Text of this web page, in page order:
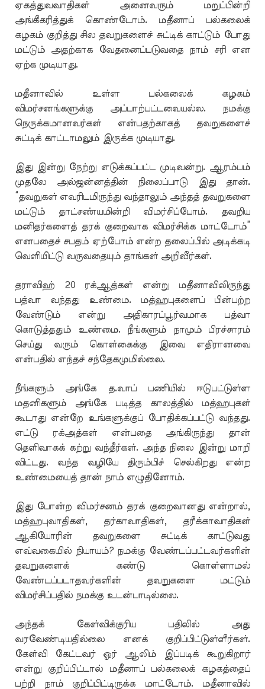
ஏகத்துவவாதிகள் அனைவரும் மறுப்பின்றி
அங்கீகரித்துக் கொண்டோம். மதீனாப் பல்கலைக்
கழகம் குறித்து சில தவறுகளைச் சுட்டிக் காட்டும் போது
மட்டும் அதற்காக வேதனைப்படுவதை நாம் சரி என
ஏற்க முடியாது.
மதீனாவில் உள்ள பல்கலைக் கழகம்
விமர்சனங்களுக்கு அப்பாற்பட்டவையல்ல. நமக்கு
நெருக்கமானவர்கள் என்பதற்காகத் தவறுகளைச்
சுட்டிக் காட்டாமலும் இருக்க முடியாது.
இது இன்று நேற்று எடுக்கப்பட்ட முடிவன்று. ஆரம்பம்
முதலே அல்ஜன்னத்தின் நிலைப்பாடு இது தான்.
“தவறுகள் எவரிடமிருந்து வந்தாலும் அந்தத் தவறுகளை
மட்டும் தாட்சண்யமின்றி விமர்சிப்போம். தவறிய
மனிதர்களைத் தரக் குறைவாக விமர்சிக்க மாட்டோம்”
எனபதைச் சபதம் ஏற்போம் என்ற தலைப்பில் அடிக்கடி
வெளியிட்டு வருவதையும் தாங்கள் அறிவீர்கள்.
தராவிஹ் 20 ரக்ஆத்கள் என்று மதீனாவிலிருந்து
பத்வா வந்தது உண்மை. மத்ஹபுகளைப் பின்பற்ற
வேண்டும் என்று அதிகாரப்பூர்வமாக பத்வா
கொடுத்ததும் உண்மை. நீங்களும் நாமும் பிரச்சாரம்
செய்து வரும் கொள்கைக்கு இவை எதிரானவை
என்பதில் எந்தச் சந்தேகமுமில்லை.
நீங்களும் அங்கே த.வாப் பணியில் ஈடுபட்டுள்ள
மதனிகளும் அங்கே படித்த காலத்தில் மத்ஹபுகள்
கூடாது என்றே உங்களுக்குப் போதிக்கப்பட்டு வந்தது.
எட்டு ரக்அத்கள் என்பதை அங்கிருந்து தான்
தெளிவாகக் கற்று வந்தீர்கள். அந்த நிலை இன்று மாறி
விட்டது. வந்த வழியே திரும்பிச் செல்கிறது என்ற
உண்மையைத் தான் நாம் எழுதினோம்.
இது போன்ற விமர்சனம் தரக் குறைவானது என்றால்,
மத்ஹபுவாதிகள், தர்காவாதிகள், தரீக்காவாதிகள்
ஆகியோரின் தவறுகளை சுட்டிக் காட்டுவது
எவ்வகையில் நியாயம்? நமக்கு வேண்டப்பட்டவர்களின்
தவறுகளைக் கண்டு கொள்ளாமல்
வேண்டப்படாதவர்களின் தவறுகளை மட்டும்
விமர்சிப்பதில் நமக்கு உடன்பாடில்லை.
அந்தக் கேள்விக்குரிய பதிலில் அது
வரவேண்டியதில்லை எனக் குறிப்பிட்டுள்ளீர்கள்.
கேள்வி கேட்டவர் ஓர் ஆலிம் இப்படிக் கூறுகிறார்
என்று குறிப்பிட்டால் மதீனாப் பல்கலைக் கழகத்தைப்
பற்றி நாம் குறிப்பிட்டிருக்க மாட்டோம். மதீனாவில்